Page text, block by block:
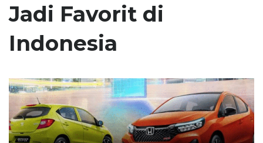
Jadi Favorit di
Indonesia